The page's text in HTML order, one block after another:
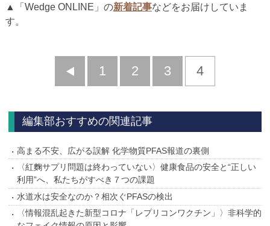
▲「Wedge ONLINE」の新着記事などをお届けしていま
す。
前
1 2 3 4
編集部おすすめの関連記事
高まる不安、広がる誤解 化学物質PFAS報道の裏側
〈紅麴サプリ問題は終わっていない〉健康食品の安全と“正しい
利用”へ、私たちがすべき７つの課題
水道水は安全なのか？相次ぐPFASの検出
〈情報混乱起きた新型コロナ「レプリコンワクチン」〉非科学的